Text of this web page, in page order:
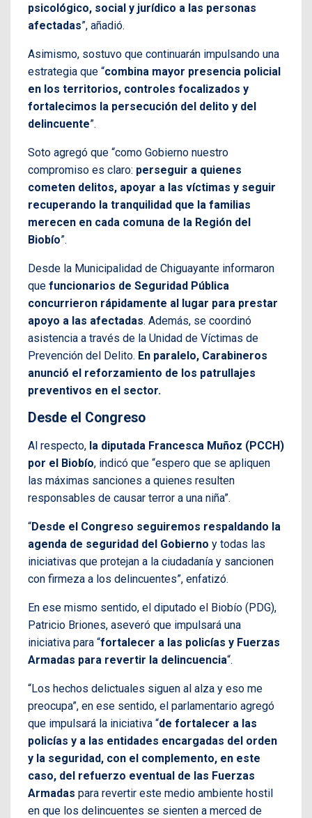
psicológico, social y jurídico a las personas
afectadas”, añadió.
Asimismo, sostuvo que continuarán impulsando una
estrategia que “combina mayor presencia policial
en los territorios, controles focalizados y
fortalecimos la persecución del delito y del
delincuente”.
Soto agregó que “como Gobierno nuestro
compromiso es claro: perseguir a quienes
cometen delitos, apoyar a las víctimas y seguir
recuperando la tranquilidad que la familias
merecen en cada comuna de la Región del
Biobío”.
Desde la Municipalidad de Chiguayante informaron
que funcionarios de Seguridad Pública
concurrieron rápidamente al lugar para prestar
apoyo a las afectadas. Además, se coordinó
asistencia a través de la Unidad de Víctimas de
Prevención del Delito. En paralelo, Carabineros
anunció el reforzamiento de los patrullajes
preventivos en el sector.
Desde el Congreso
Al respecto, la diputada Francesca Muñoz (PCCH)
por el Biobío, indicó que “espero que se apliquen
las máximas sanciones a quienes resulten
responsables de causar terror a una niña”.
“Desde el Congreso seguiremos respaldando la
agenda de seguridad del Gobierno y todas las
iniciativas que protejan a la ciudadanía y sancionen
con firmeza a los delincuentes”, enfatizó.
En ese mismo sentido, el diputado el Biobío (PDG),
Patricio Briones, aseveró que impulsará una
iniciativa para “fortalecer a las policías y Fuerzas
Armadas para revertir la delincuencia“.
“Los hechos delictuales siguen al alza y eso me
preocupa”, en ese sentido, el parlamentario agregó
que impulsará la iniciativa “de fortalecer a las
policías y a las entidades encargadas del orden
y la seguridad, con el complemento, en este
caso, del refuerzo eventual de las Fuerzas
Armadas para revertir este medio ambiente hostil
en que los delincuentes se sienten a merced de